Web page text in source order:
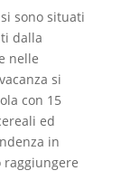
sono situati
dalla
nelle
si
con 15
ed
in
raggiungere